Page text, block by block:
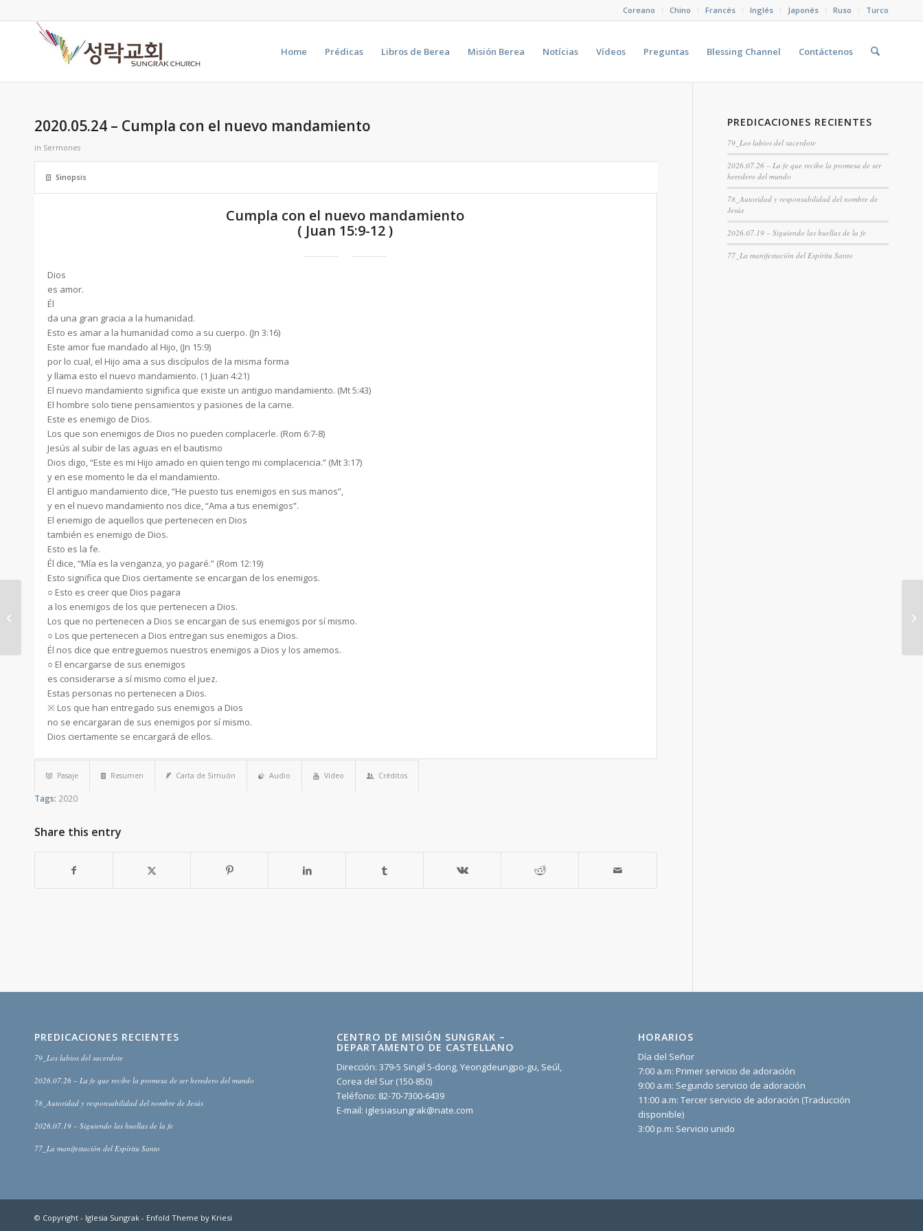
Coreano Chino Francés Inglés Japonés Ruso Turco
Home Prédicas Libros de Berea Misión Berea Notícias Vídeos Preguntas Blessing Channel Contáctenos
2020.05.24 – Cumpla con el nuevo mandamiento
in Sermones
Sinopsis
Cumpla con el nuevo mandamiento
( Juan 15:9-12 )
Dios
es amor.
Él
da una gran gracia a la humanidad.
Esto es amar a la humanidad como a su cuerpo. (Jn 3:16)
Este amor fue mandado al Hijo, (Jn 15:9)
por lo cual, el Hijo ama a sus discípulos de la misma forma
y llama esto el nuevo mandamiento. (1 Juan 4:21)
El nuevo mandamiento significa que existe un antiguo mandamiento. (Mt 5:43)
El hombre solo tiene pensamientos y pasiones de la carne.
Este es enemigo de Dios.
Los que son enemigos de Dios no pueden complacerle. (Rom 6:7-8)
Jesús al subir de las aguas en el bautismo
Dios digo, “Este es mi Hijo amado en quien tengo mi complacencia.” (Mt 3:17)
y en ese momento le da el mandamiento.
El antiguo mandamiento dice, “He puesto tus enemigos en sus manos”,
y en el nuevo mandamiento nos dice, “Ama a tus enemigos”.
El enemigo de aquellos que pertenecen en Dios
también es enemigo de Dios.
Esto es la fe.
Él dice, “Mía es la venganza, yo pagaré.” (Rom 12:19)
Esto significa que Dios ciertamente se encargan de los enemigos.
○ Esto es creer que Dios pagara
a los enemigos de los que pertenecen a Dios.
Los que no pertenecen a Dios se encargan de sus enemigos por sí mismo.
○ Los que pertenecen a Dios entregan sus enemigos a Dios.
Él nos dice que entreguemos nuestros enemigos a Dios y los amemos.
○ El encargarse de sus enemigos
es considerarse a sí mismo como el juez.
Estas personas no pertenecen a Dios.
※ Los que han entregado sus enemigos a Dios
no se encargaran de sus enemigos por sí mismo.
Dios ciertamente se encargará de ellos.
Pasaje Resumen Carta de Simuón Audio Video Créditos
Tags: 2020
Share this entry
PREDICACIONES RECIENTES
79_Los labios del sacerdote
2026.07.26 – La fe que recibe la promesa de ser
heredero del mundo
78_Autoridad y responsabilidad del nombre de
Jesús
2026.07.19 – Siguiendo las huellas de la fe
77_La manifestación del Espíritu Santo
PREDICACIONES RECIENTES
79_Los labios del sacerdote
2026.07.26 – La fe que recibe la promesa de ser heredero del mundo
78_Autoridad y responsabilidad del nombre de Jesús
2026.07.19 – Siguiendo las huellas de la fe
77_La manifestación del Espíritu Santo
CENTRO DE MISIÓN SUNGRAK –
DEPARTAMENTO DE CASTELLANO
Dirección: 379-5 Singil 5-dong, Yeongdeungpo-gu, Seúl,
Corea del Sur (150-850)
Teléfono: 82-70-7300-6439
E-mail: iglesiasungrak@nate.com
HORARIOS
Día del Señor
7:00 a.m: Primer servicio de adoración
9:00 a.m: Segundo servicio de adoración
11:00 a.m: Tercer servicio de adoración (Traducción
disponible)
3:00 p.m: Servicio unido
© Copyright - Iglesia Sungrak - Enfold Theme by Kriesi
2020.05.17 – Nos llama
al arrepentimiento